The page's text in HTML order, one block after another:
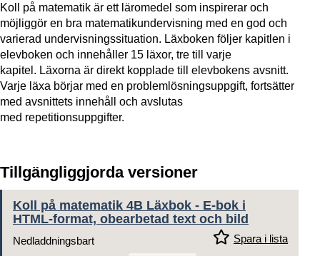
Koll på matematik är ett läromedel som inspirerar och
möjliggör en bra matematikundervisning med en god och
varierad undervisningssituation. Läxboken följer kapitlen i
elevboken och innehåller 15 läxor, tre till varje
kapitel. Läxorna är direkt kopplade till elevbokens avsnitt.
Varje läxa börjar med en problemlösningsuppgift, fortsätter
med avsnittets innehåll och avslutas
med repetitionsuppgifter.
Tillgängliggjorda versioner
Koll på matematik 4B Läxbok - E-bok i
HTML-format, obearbetad text och bild
Spara i lista
Nedladdningsbart